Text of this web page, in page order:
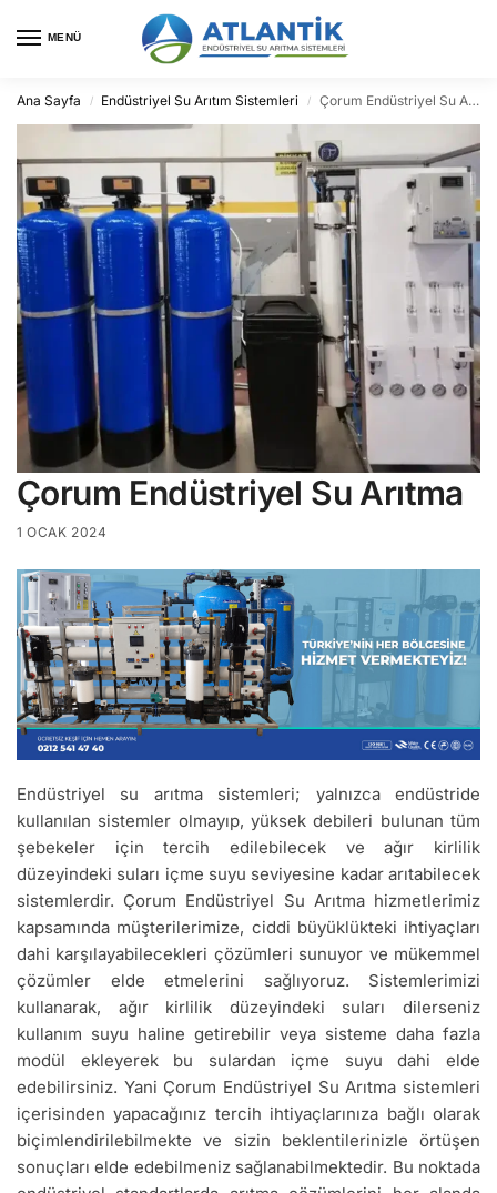
MENÜ
Ana Sayfa / Endüstriyel Su Arıtım Sistemleri / Çorum Endüstriyel Su Arıtma
Çorum Endüstriyel Su Arıtma
1 OCAK 2024
Endüstriyel su arıtma sistemleri; yalnızca endüstride
kullanılan sistemler olmayıp, yüksek debileri bulunan tüm
şebekeler için tercih edilebilecek ve ağır kirlilik
düzeyindeki suları içme suyu seviyesine kadar arıtabilecek
sistemlerdir. Çorum Endüstriyel Su Arıtma hizmetlerimiz
kapsamında müşterilerimize, ciddi büyüklükteki ihtiyaçları
dahi karşılayabilecekleri çözümleri sunuyor ve mükemmel
çözümler elde etmelerini sağlıyoruz. Sistemlerimizi
kullanarak, ağır kirlilik düzeyindeki suları dilerseniz
kullanım suyu haline getirebilir veya sisteme daha fazla
modül ekleyerek bu sulardan içme suyu dahi elde
edebilirsiniz. Yani Çorum Endüstriyel Su Arıtma sistemleri
içerisinden yapacağınız tercih ihtiyaçlarınıza bağlı olarak
biçimlendirilebilmekte ve sizin beklentilerinizle örtüşen
sonuçları elde edebilmeniz sağlanabilmektedir. Bu noktada